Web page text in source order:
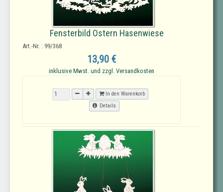
Fensterbild Ostern Hasenwiese
Art.-Nr. : 99/368
13,90 €
inklusive Mwst. und zzgl. Versandkosten
In den Warenkorb
Details